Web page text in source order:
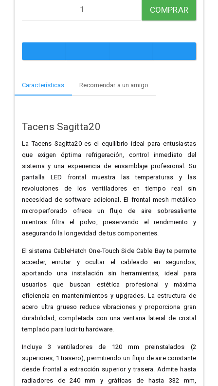
COMPRAR
Características Recomendar a un amigo
Tacens Sagitta20
La Tacens Sagitta20 es el equilibrio ideal para entusiastas
que exigen óptima refrigeración, control inmediato del
sistema y una experiencia de ensamblaje profesional. Su
pantalla LED frontal muestra las temperaturas y las
revoluciones de los ventiladores en tiempo real sin
necesidad de software adicional. El frontal mesh metálico
microperforado ofrece un flujo de aire sobresaliente
mientras filtra el polvo, preservando el rendimiento y
asegurando la longevidad de tus componentes.
El sistema CableHatch One-Touch Side Cable Bay te permite
acceder, enrutar y ocultar el cableado en segundos,
aportando una instalación sin herramientas, ideal para
usuarios que buscan estética profesional y máxima
eficiencia en mantenimientos y upgrades. La estructura de
acero ultra grueso reduce vibraciones y proporciona gran
durabilidad, completada con una ventana lateral de cristal
templado para lucir tu hardware.
Incluye 3 ventiladores de 120 mm preinstalados (2
superiores, 1 trasero), permitiendo un flujo de aire constante
desde frontal a extracción superior y trasera. Admite hasta
radiadores de 240 mm y gráficas de hasta 332 mm,